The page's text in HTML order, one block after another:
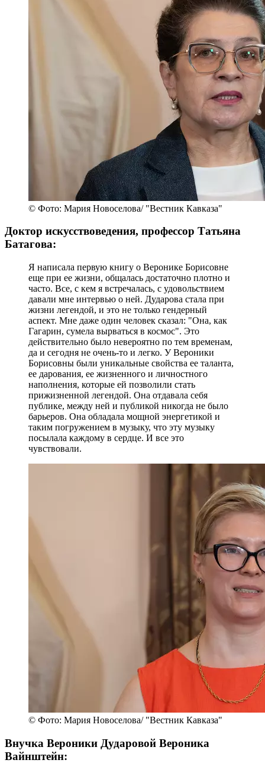
© Фото: Мария Новоселова/ "Вестник Кавказа"
Доктор искусствоведения, профессор Татьяна
Батагова:
Я написала первую книгу о Веронике Борисовне
еще при ее жизни, общалась достаточно плотно и
часто. Все, с кем я встречалась, с удовольствием
давали мне интервью о ней. Дударова стала при
жизни легендой, и это не только гендерный
аспект. Мне даже один человек сказал: "Она, как
Гагарин, сумела вырваться в космос". Это
действительно было невероятно по тем временам,
да и сегодня не очень-то и легко. У Вероники
Борисовны были уникальные свойства ее таланта,
ее дарования, ее жизненного и личностного
наполнения, которые ей позволили стать
прижизненной легендой. Она отдавала себя
публике, между ней и публикой никогда не было
барьеров. Она обладала мощной энергетикой и
таким погружением в музыку, что эту музыку
посылала каждому в сердце. И все это
чувствовали.
© Фото: Мария Новоселова/ "Вестник Кавказа"
Внучка Вероники Дударовой Вероника
Вайнштейн: